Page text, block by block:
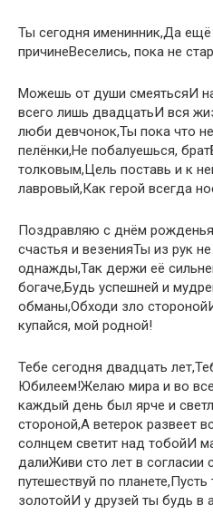
Ты сегодня именинник,Да
причинеВеселись, пока не
Можешь от души смеятьсяИ
всего лишь двадцатьИ вся
люби девчонок,Ты пока что
пелёнки,Не побалуешься,
толковым,Цель поставь и к
лавровый,Как герой всегда
Поздравляю с днём
счастья и везенияТы из рук
однажды,Так держи её
богаче,Будь успешней и
обманы,Обходи зло
купайся, мой родной!
Тебе сегодня двадцать
Юбилеем!Желаю мира и во
каждый день был ярче и
стороной,А ветерок развеет
солнцем светит над тобойИ
далиЖиви сто лет в согласии
путешествуй по
золотойИ у друзей ты будь в